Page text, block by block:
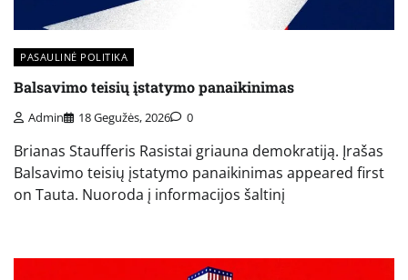
PASAULINĖ POLITIKA
Balsavimo teisių įstatymo panaikinimas
Admin 18 Gegužės, 2026 0
Brianas Staufferis Rasistai griauna demokratiją. Įrašas
Balsavimo teisių įstatymo panaikinimas appeared first
on Tauta. Nuoroda į informacijos šaltinį